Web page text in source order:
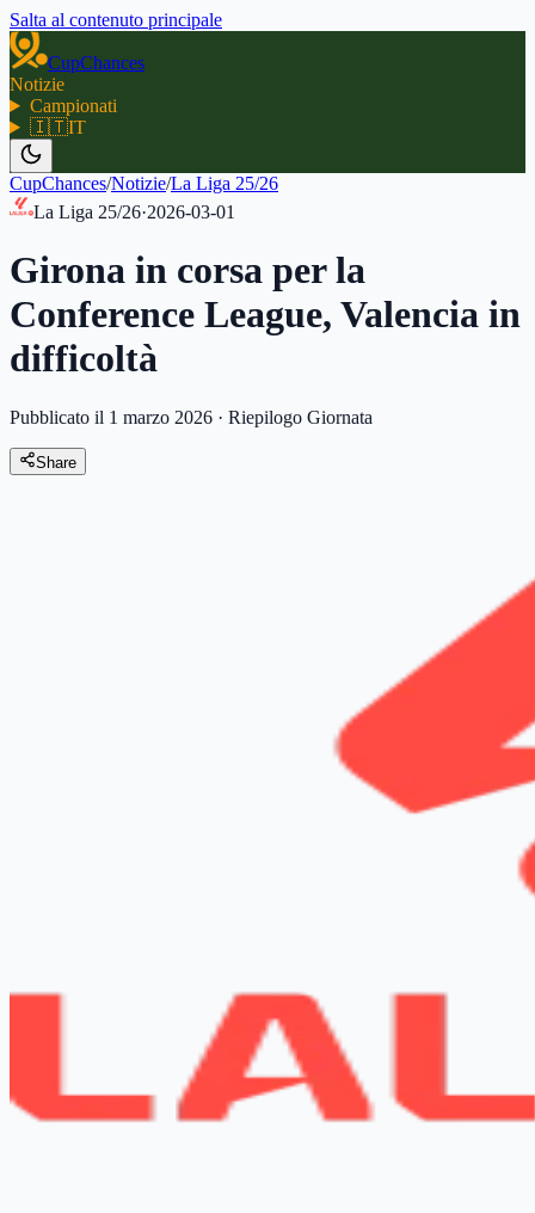
Salta al contenuto principale
CupChances
Notizie
Campionati
🇮🇹IT
CupChances/Notizie/La Liga 25/26
La Liga 25/26·2026-03-01
Girona in corsa per la
Conference League, Valencia in
difficoltà
Pubblicato il 1 marzo 2026 · Riepilogo Giornata
Share